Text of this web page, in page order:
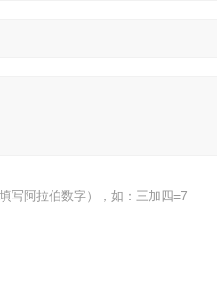
写阿拉伯数字），如：三加四=7